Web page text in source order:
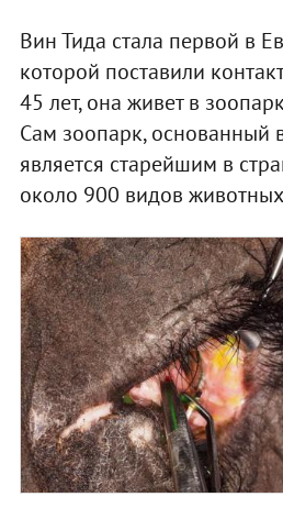
Вин Тида стала первой в
которой поставили
45 лет, она живет в
Сам зоопарк, основанный
является старейшим в
около 900 видов